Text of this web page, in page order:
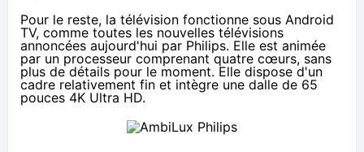
Pour le reste, la télévision fonctionne sous Android
TV, comme toutes les nouvelles télévisions
annoncées aujourd'hui par Philips. Elle est animée
par un processeur comprenant quatre cœurs, sans
plus de détails pour le moment. Elle dispose d'un
cadre relativement fin et intègre une dalle de 65
pouces 4K Ultra HD.